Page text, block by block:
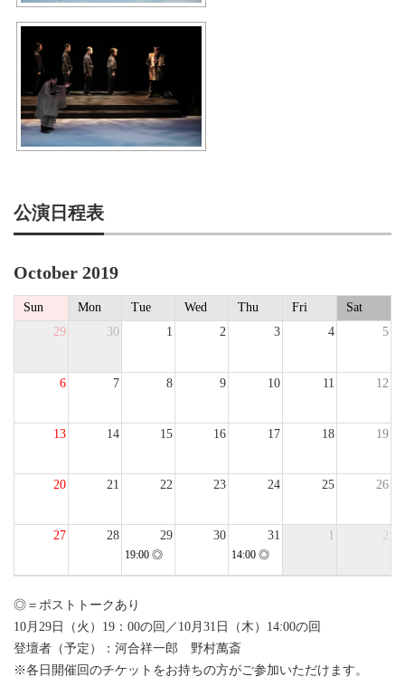
公演日程表
October 2019
Sun Mon Tue Wed Thu Fri
Sat
29
30 1 2 3 4 5
6 7 8 9 10 11 12
13 14 15 16 17 18 19
20 21 22 23 24 25 26
27 28 29 30 31 1 2
19:00 ◎ 14:00 ◎
◎＝ポストトークあり
10月29日（火）19：00の回／10月31日（木）14:00の回
登壇者（予定）：河合祥一郎 野村萬斎
※各日開催回のチケットをお持ちの方がご参加いただけます。